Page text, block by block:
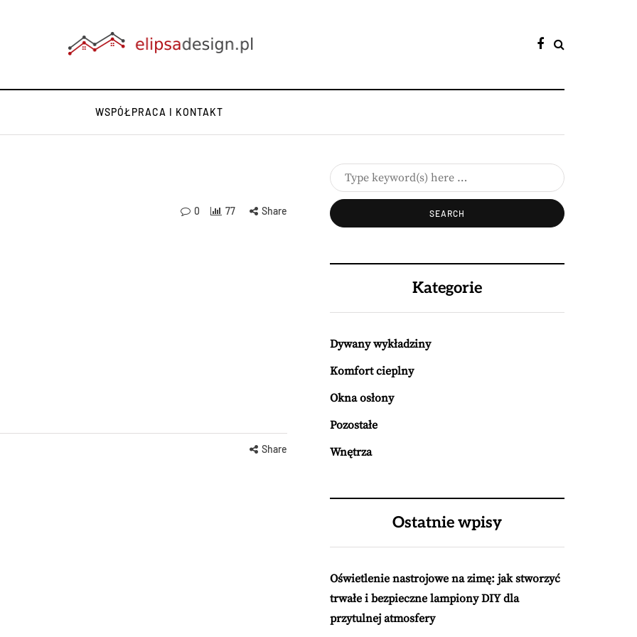
WSPÓŁPRACA I KONTAKT
0 77 Share
Share
Kategorie
Dywany wykładziny
Komfort cieplny
Okna osłony
Pozostałe
Wnętrza
Ostatnie wpisy
Oświetlenie nastrojowe na zimę: jak stworzyć
trwałe i bezpieczne lampiony DIY dla
przytulnej atmosfery